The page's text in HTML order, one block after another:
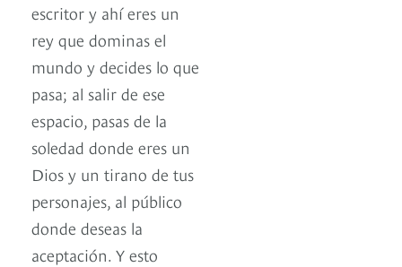
escritor y ahí eres un
rey que dominas el
mundo y decides lo que
pasa; al salir de ese
espacio, pasas de la
soledad donde eres un
Dios y un tirano de tus
personajes, al público
donde deseas la
aceptación. Y esto